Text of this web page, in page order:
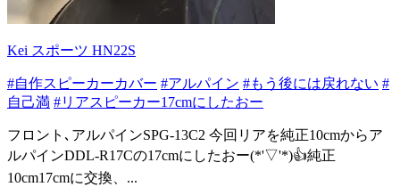
Kei スポーツ HN22S
#自作スピーカーカバー #アルパイン #もう後には戻れない #
自己満 #リアスピーカー17cmにしたおー
フロント､アルパインSPG-13C2 今回リアを純正10cmからア
ルパインDDL-R17Cの17cmにしたおー(*'▽'*)👍純正
10cm17cmに交換、...